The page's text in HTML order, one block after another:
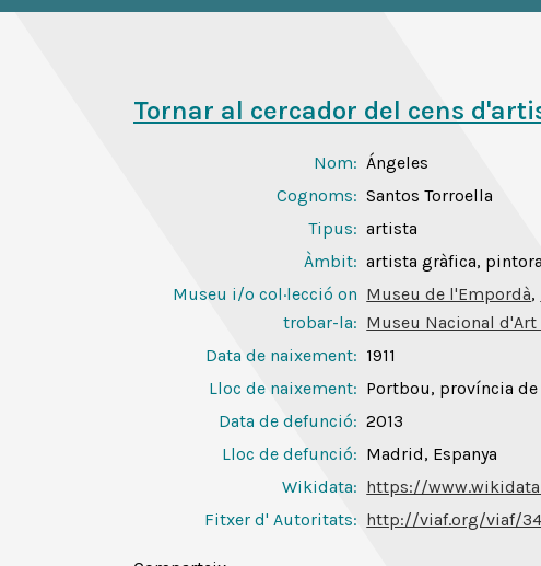
Tornar al cercador del cens
Nom: Ángeles
Cognoms: Santos Torroella
Tipus: artista
Àmbit: artista gràfica, pintora
Museu i/o col·lecció on
trobar-la:
Museu de l'Empordà,
Museu Nacional d'Art
Data de naixement: 1911
Lloc de naixement: Portbou, província de
Data de defunció: 2013
Lloc de defunció: Madrid, Espanya
Wikidata: https://
Fitxer d' Autoritats: http://viaf.org/viaf/